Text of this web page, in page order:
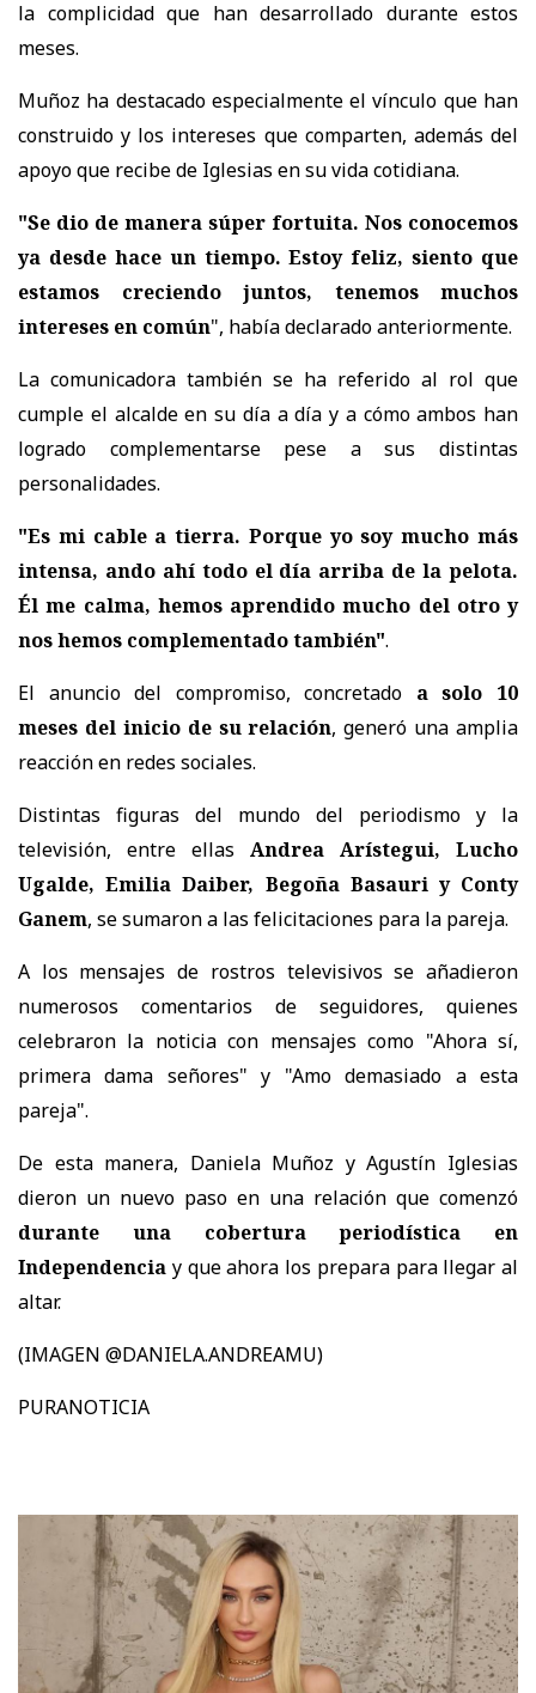
la complicidad que han desarrollado durante estos
meses.
Muñoz ha destacado especialmente el vínculo que han
construido y los intereses que comparten, además del
apoyo que recibe de Iglesias en su vida cotidiana.
"Se dio de manera súper fortuita. Nos conocemos
ya desde hace un tiempo. Estoy feliz, siento que
estamos creciendo juntos, tenemos muchos
intereses en común", había declarado anteriormente.
La comunicadora también se ha referido al rol que
cumple el alcalde en su día a día y a cómo ambos han
logrado complementarse pese a sus distintas
personalidades.
"Es mi cable a tierra. Porque yo soy mucho más
intensa, ando ahí todo el día arriba de la pelota.
Él me calma, hemos aprendido mucho del otro y
nos hemos complementado también".
El anuncio del compromiso, concretado a solo 10
meses del inicio de su relación, generó una amplia
reacción en redes sociales.
Distintas figuras del mundo del periodismo y la
televisión, entre ellas Andrea Arístegui, Lucho
Ugalde, Emilia Daiber, Begoña Basauri y Conty
Ganem, se sumaron a las felicitaciones para la pareja.
A los mensajes de rostros televisivos se añadieron
numerosos comentarios de seguidores, quienes
celebraron la noticia con mensajes como "Ahora sí,
primera dama señores" y "Amo demasiado a esta
pareja".
De esta manera, Daniela Muñoz y Agustín Iglesias
dieron un nuevo paso en una relación que comenzó
durante una cobertura periodística en
Independencia y que ahora los prepara para llegar al
altar.
(IMAGEN @DANIELA.ANDREAMU)
PURANOTICIA